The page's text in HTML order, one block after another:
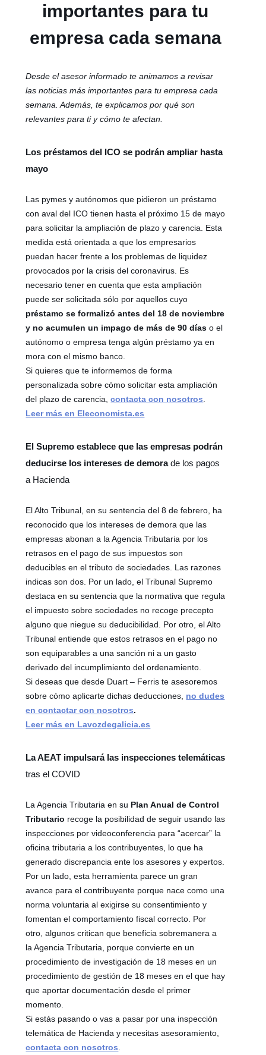
importantes para tu
empresa cada semana
Desde el asesor informado te animamos a revisar
las noticias más importantes para tu empresa cada
semana. Además, te explicamos por qué son
relevantes para ti y cómo te afectan.
Los préstamos del ICO se podrán ampliar hasta
mayo
Las pymes y autónomos que pidieron un préstamo
con aval del ICO tienen hasta el próximo 15 de mayo
para solicitar la ampliación de plazo y carencia. Esta
medida está orientada a que los empresarios
puedan hacer frente a los problemas de liquidez
provocados por la crisis del coronavirus. Es
necesario tener en cuenta que esta ampliación
puede ser solicitada sólo por aquellos cuyo
préstamo se formalizó antes del 18 de noviembre
y no acumulen un impago de más de 90 días o el
autónomo o empresa tenga algún préstamo ya en
mora con el mismo banco.
Si quieres que te informemos de forma
personalizada sobre cómo solicitar esta ampliación
del plazo de carencia,contacta con nosotros
Leer más en Eleconomista.es
El Supremo establece que las empresas podrán
deducirse los intereses de demorade los pagos
a Hacienda
El Alto Tribunal, en su sentencia del 8 de febrero, ha
reconocido que los intereses de demora que las
empresas abonan a la Agencia Tributaria por los
retrasos en el pago de sus impuestos son
deducibles en el tributo de sociedades. Las razones
indicas son dos. Por un lado, el Tribunal Supremo
destaca en su sentencia que la normativa que regula
el impuesto sobre sociedades no recoge precepto
alguno que niegue su deducibilidad. Por otro, el Alto
Tribunal entiende que estos retrasos en el pago no
son equiparables a una sanción ni a un gasto
derivado del incumplimiento del ordenamiento.
Si deseas que desde Duart – Ferris te asesoremos
sobre cómo aplicarte dichas deducciones, no dudes
en contactar con nosotros.
Leer más en Lavozdegalicia.es
La AEAT impulsará las inspecciones telemáticas
tras el COVID
La Agencia Tributaria en su Plan Anual de Control
Tributario recoge la posibilidad de seguir usando las
inspecciones por videoconferencia para “acercar” la
oficina tributaria a los contribuyentes, lo que ha
generado discrepancia ente los asesores y expertos.
Por un lado, esta herramienta parece un gran
avance para el contribuyente porque nace como una
norma voluntaria al exigirse su consentimiento y
fomentan el comportamiento fiscal correcto. Por
otro, algunos critican que beneficia sobremanera a
la Agencia Tributaria, porque convierte en un
procedimiento de investigación de 18 meses en un
procedimiento de gestión de 18 meses en el que hay
que aportar documentación desde el primer
momento.
Si estás pasando o vas a pasar por una inspección
telemática de Hacienda y necesitas asesoramiento,
contacta con nosotros